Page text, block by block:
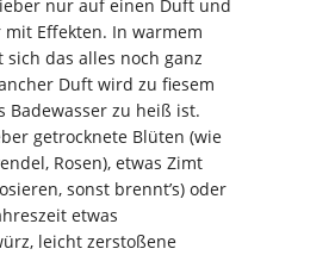
nur auf einen Duft und
Effekten. In warmem
sich das alles noch ganz
Duft wird zu fiesem
Badewasser zu heiß ist.
getrocknete Blüten (wie
Rosen), etwas Zimt
sonst brennt’s) oder
etwas
leicht zerstoßene